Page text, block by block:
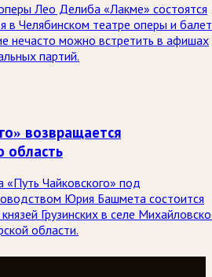
Лео Делиба «Лакме» состоятся
в Челябинском театре оперы и
нечасто можно встретить в афишах
партий.
возвращается
область
«Путь Чайковского» под
Юрия Башмета состоится
Грузинских в селе
области.